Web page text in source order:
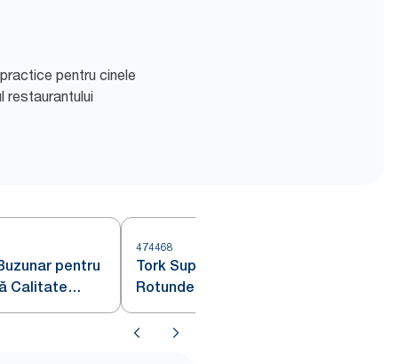
pentru cinele
restaurantului
pentru
Calitate
474468
Tork Suporturi pentru Pahare
Rotunde Albastru Închis